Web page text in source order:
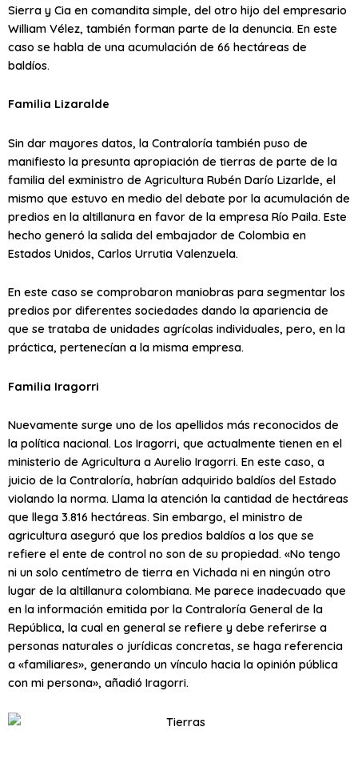
Sierra y Cia en comandita simple, del otro hijo del empresario
William Vélez, también forman parte de la denuncia. En este
caso se habla de una acumulación de 66 hectáreas de
baldíos.
Familia Lizaralde
Sin dar mayores datos, la Contraloría también puso de
manifiesto la presunta apropiación de tierras de parte de la
familia del exministro de Agricultura Rubén Darío Lizarlde, el
mismo que estuvo en medio del debate por la acumulación de
predios en la altillanura en favor de la empresa Río Paila. Este
hecho generó la salida del embajador de Colombia en
Estados Unidos, Carlos Urrutia Valenzuela.
En este caso se comprobaron maniobras para segmentar los
predios por diferentes sociedades dando la apariencia de
que se trataba de unidades agrícolas individuales, pero, en la
práctica, pertenecían a la misma empresa.
Familia Iragorri
Nuevamente surge uno de los apellidos más reconocidos de
la política nacional. Los Iragorri, que actualmente tienen en el
ministerio de Agricultura a Aurelio Iragorri. En este caso, a
juicio de la Contraloría, habrían adquirido baldíos del Estado
violando la norma. Llama la atención la cantidad de hectáreas
que llega 3.816 hectáreas. Sin embargo, el ministro de
agricultura aseguró que los predios baldíos a los que se
refiere el ente de control no son de su propiedad. «No tengo
ni un solo centímetro de tierra en Vichada ni en ningún otro
lugar de la altillanura colombiana. Me parece inadecuado que
en la información emitida por la Contraloría General de la
República, la cual en general se refiere y debe referirse a
personas naturales o jurídicas concretas, se haga referencia
a «familiares», generando un vínculo hacia la opinión pública
con mi persona», añadió Iragorri.